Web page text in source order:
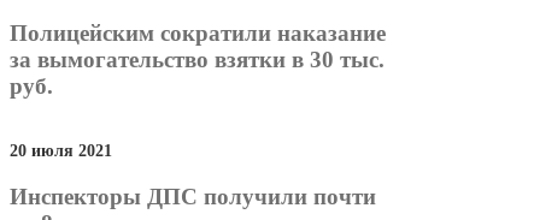
Полицейским сократили наказание
за вымогательство взятки в 30 тыс.
руб.
20 июля 2021
Инспекторы ДПС получили почти